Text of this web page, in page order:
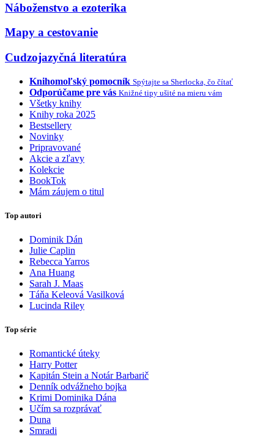
Náboženstvo a ezoterika
Mapy a cestovanie
Cudzojazyčná literatúra
Knihomoľský pomocník Spýtajte sa Sherlocka, čo čítať
Odporúčame pre vás Knižné tipy ušité na mieru vám
Všetky knihy
Knihy roka 2025
Bestsellery
Novinky
Pripravované
Akcie a zľavy
Kolekcie
BookTok
Mám záujem o titul
Top autori
Dominik Dán
Julie Caplin
Rebecca Yarros
Ana Huang
Sarah J. Maas
Táňa Keleová Vasilková
Lucinda Riley
Top série
Romantické úteky
Harry Potter
Kapitán Stein a Notár Barbarič
Denník odvážneho bojka
Krimi Dominika Dána
Učím sa rozprávať
Duna
Smradi